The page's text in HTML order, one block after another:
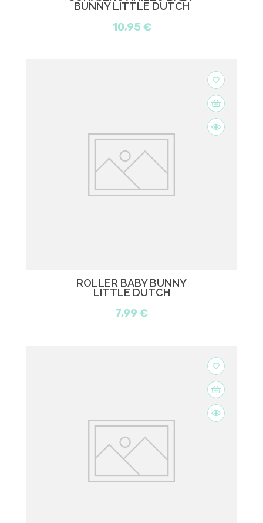
BUNNY LITTLE DUTCH
10,95 €
favorite_border
ROLLER BABY BUNNY
LITTLE DUTCH
7,99 €
favorite_border